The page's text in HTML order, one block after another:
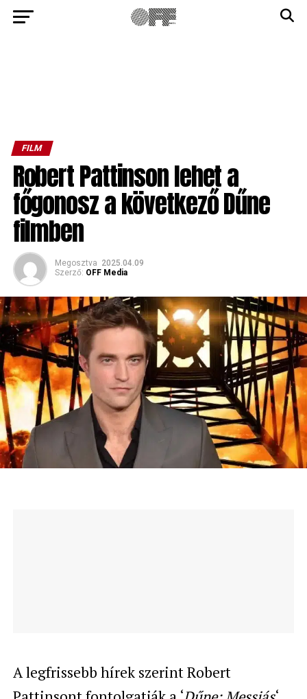
FILM
Robert Pattinson lehet a
főgonosz a következő Dűne
filmben
Megosztva 2025.04.09
Szerző: OFF Media
​A legfrissebb hírek szerint Robert